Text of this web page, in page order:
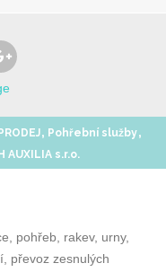
, Pohřební služby,
AUXILIA s.r.o.
pohřeb, rakev, urny,
převoz zesnulých